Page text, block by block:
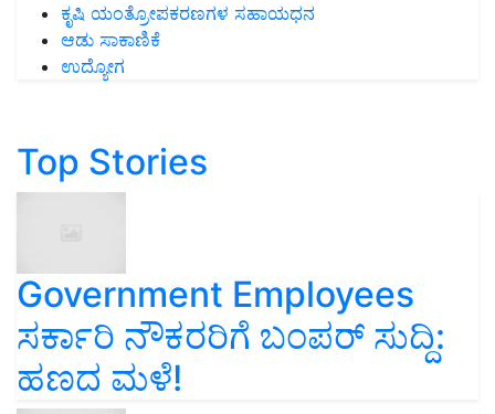
ಕೃಷಿ ಯಂತ್ರೋಪಕರಣಗಳ ಸಹಾಯಧನ
ಆಡು ಸಾಕಾಣಿಕೆ
ಉದ್ಯೋಗ
Top Stories
Government Employees
ಸರ್ಕಾರಿ ನೌಕರರಿಗೆ ಬಂಪರ್‌ ಸುದ್ದಿ:
ಹಣದ ಮಳೆ!